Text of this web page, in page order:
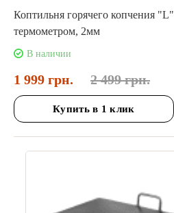
Коптильня горячего копчения
термометром, 2мм
В наличии
1 999 грн. 2 499 грн.
Купить в 1 клик